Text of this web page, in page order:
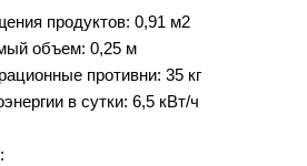
продуктов: 0,91 м2
объем: 0,25 м
противни: 35 кг
в сутки: 6,5 кВт/ч